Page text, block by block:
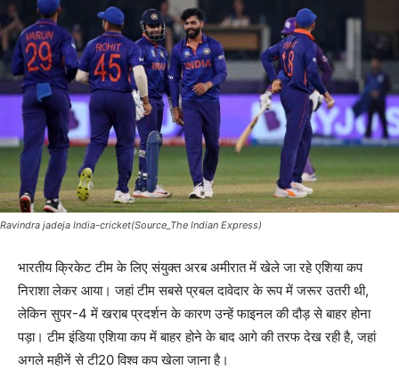
Ravindra jadeja India-cricket(Source_The Indian Express)
भारतीय क्रिकेट टीम के लिए संयुक्त अरब अमीरात में खेले जा रहे एशिया कप
निराशा लेकर आया। जहां टीम सबसे प्रबल दावेदार के रूप में जरूर उतरी थी,
लेकिन सुपर-4 में खराब प्रदर्शन के कारण उन्हें फाइनल की दौड़ से बाहर होना
पड़ा। टीम इंडिया एशिया कप में बाहर होने के बाद आगे की तरफ देख रही है, जहां
अगले महीनें से टी20 विश्व कप खेला जाना है।